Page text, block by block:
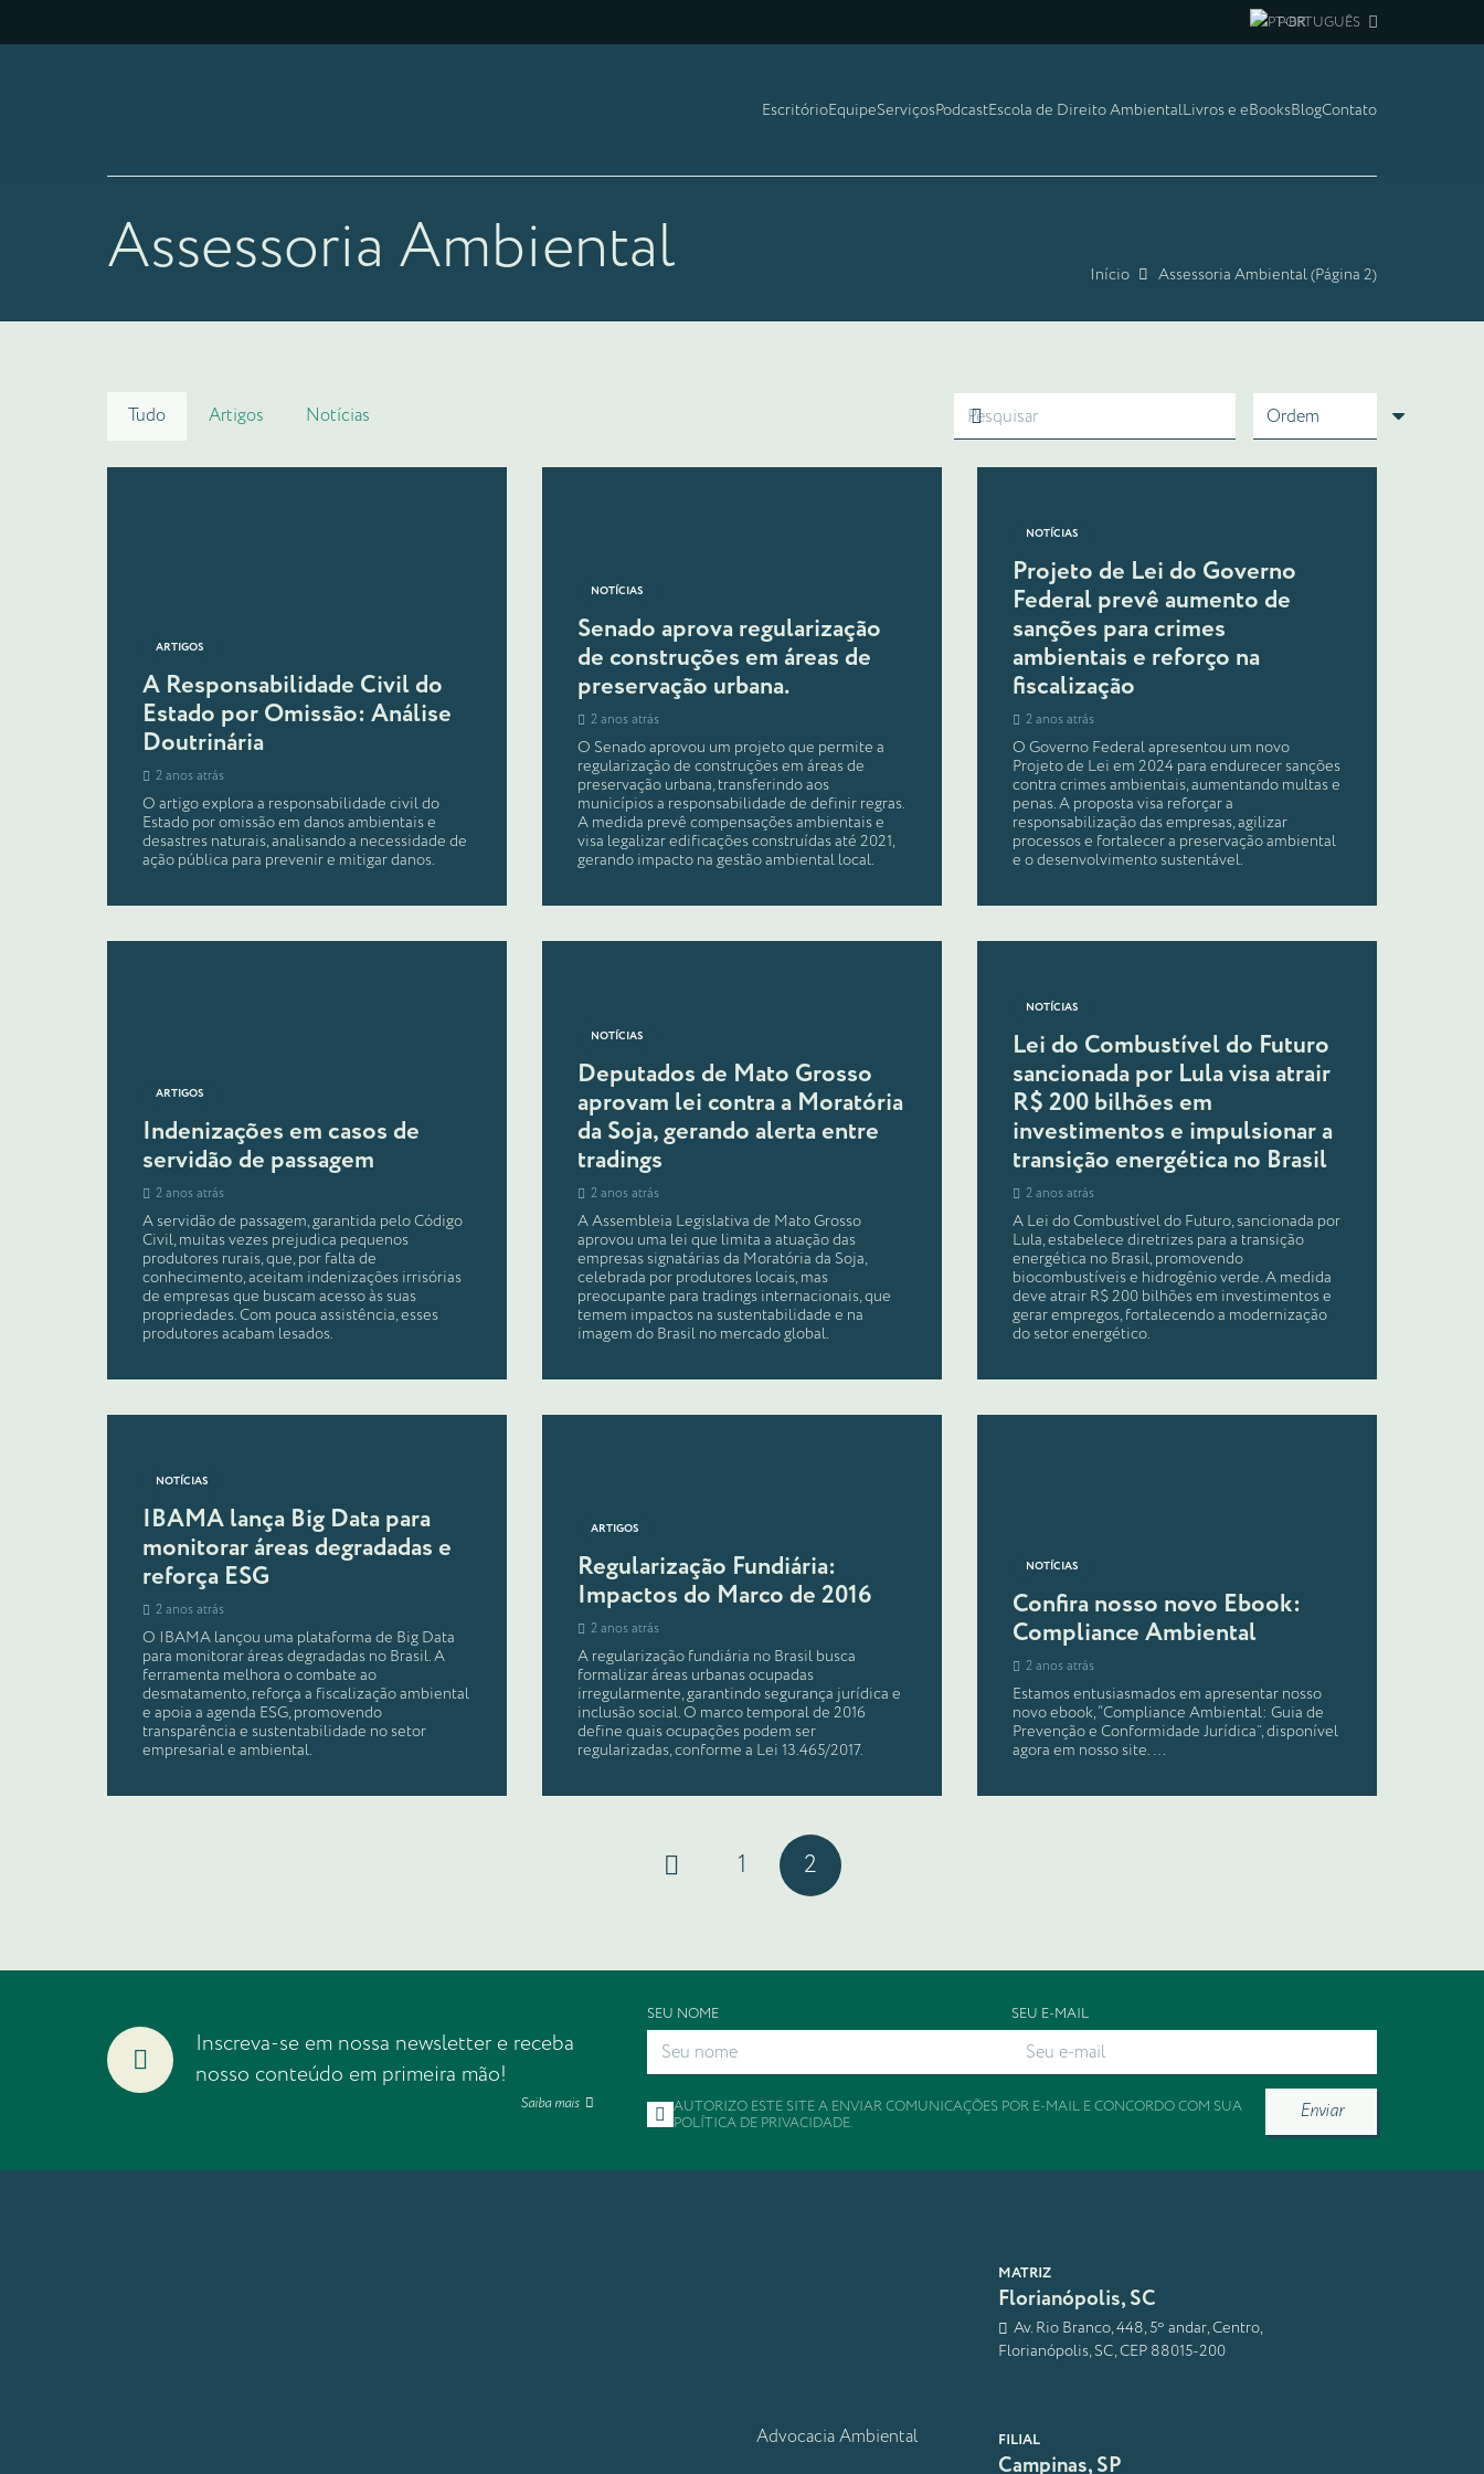
PORTUGUÊS
EscritórioEquipeServiçosPodcastEscola de Direito AmbientalLivros e eBooksBlogContato
Assessoria Ambiental Início Assessoria Ambiental(Página 2)
Tudo Artigos Notícias
ARTIGOS
A Responsabilidade Civil do
Estado por Omissão: Análise
Doutrinária
2 anos atrás
O artigo explora a responsabilidade civil do
Estado por omissão em danos ambientais e
desastres naturais, analisando a necessidade de
ação pública para prevenir e mitigar danos.
NOTÍCIAS
Senado aprova regularização
de construções em áreas de
preservação urbana.
2 anos atrás
O Senado aprovou um projeto que permite a
regularização de construções em áreas de
preservação urbana, transferindo aos
municípios a responsabilidade de definir regras.
A medida prevê compensações ambientais e
visa legalizar edificações construídas até 2021,
gerando impacto na gestão ambiental local.
NOTÍCIAS
Projeto de Lei do Governo
Federal prevê aumento de
sanções para crimes
ambientais e reforço na
fiscalização
2 anos atrás
O Governo Federal apresentou um novo
Projeto de Lei em 2024 para endurecer sanções
contra crimes ambientais, aumentando multas e
penas. A proposta visa reforçar a
responsabilização das empresas, agilizar
processos e fortalecer a preservação ambiental
e o desenvolvimento sustentável.
ARTIGOS
Indenizações em casos de
servidão de passagem
2 anos atrás
A servidão de passagem, garantida pelo Código
Civil, muitas vezes prejudica pequenos
produtores rurais, que, por falta de
conhecimento, aceitam indenizações irrisórias
de empresas que buscam acesso às suas
propriedades. Com pouca assistência, esses
produtores acabam lesados.
NOTÍCIAS
Deputados de Mato Grosso
aprovam lei contra a Moratória
da Soja, gerando alerta entre
tradings
2 anos atrás
A Assembleia Legislativa de Mato Grosso
aprovou uma lei que limita a atuação das
empresas signatárias da Moratória da Soja,
celebrada por produtores locais, mas
preocupante para tradings internacionais, que
temem impactos na sustentabilidade e na
imagem do Brasil no mercado global.
NOTÍCIAS
Lei do Combustível do Futuro
sancionada por Lula visa atrair
R$ 200 bilhões em
investimentos e impulsionar a
transição energética no Brasil
2 anos atrás
A Lei do Combustível do Futuro, sancionada por
Lula, estabelece diretrizes para a transição
energética no Brasil, promovendo
biocombustíveis e hidrogênio verde. A medida
deve atrair R$ 200 bilhões em investimentos e
gerar empregos, fortalecendo a modernização
do setor energético.
NOTÍCIAS
IBAMA lança Big Data para
monitorar áreas degradadas e
reforça ESG
2 anos atrás
O IBAMA lançou uma plataforma de Big Data
para monitorar áreas degradadas no Brasil. A
ferramenta melhora o combate ao
desmatamento, reforça a fiscalização ambiental
e apoia a agenda ESG, promovendo
transparência e sustentabilidade no setor
empresarial e ambiental.
ARTIGOS
Regularização Fundiária:
Impactos do Marco de 2016
2 anos atrás
A regularização fundiária no Brasil busca
formalizar áreas urbanas ocupadas
irregularmente, garantindo segurança jurídica e
inclusão social. O marco temporal de 2016
define quais ocupações podem ser
regularizadas, conforme a Lei 13.465/2017.
NOTÍCIAS
Confira nosso novo Ebook:
Compliance Ambiental
2 anos atrás
Estamos entusiasmados em apresentar nosso
novo ebook, “Compliance Ambiental: Guia de
Prevenção e Conformidade Jurídica”, disponível
agora em nosso site.…
1 2
Inscreva-se em nossa newsletter e receba
nosso conteúdo em primeira mão!
Saiba mais
SEU NOME SEU E-MAIL
AUTORIZO ESTE SITE A ENVIAR COMUNICAÇÕES POR E-MAIL E CONCORDO COM SUA
POLÍTICA DE PRIVACIDADE. Enviar
Advocacia Ambiental
MATRIZ
Florianópolis, SC
Av. Rio Branco, 448, 5º andar, Centro,
Florianópolis, SC, CEP 88015-200
FILIAL
Campinas, SP